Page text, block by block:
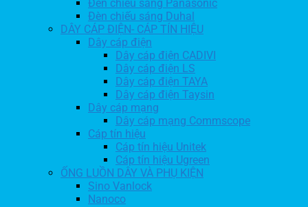
Đèn chiếu sáng Panasonic
Đèn chiếu sáng Duhal
DÂY CÁP ĐIỆN- CÁP TÍN HIỆU
Dây cáp điện
Dây cáp điện CADIVI
Dây cáp điện LS
Dây cáp điện TAYA
Dây cáp điện Taysin
Dây cáp mạng
Dây cáp mạng Commscope
Cáp tín hiệu
Cáp tín hiệu Unitek
Cáp tín hiệu Ugreen
ỐNG LUỒN DÂY VÀ PHỤ KIỆN
Sino Vanlock
Nanoco